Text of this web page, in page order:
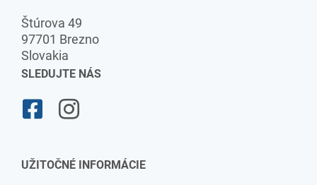
Štúrova 49
97701 Brezno
Slovakia
SLEDUJTE NÁS
UŽITOČNÉ INFORMÁCIE